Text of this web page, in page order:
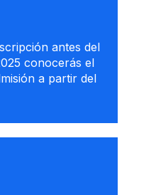
antes del
conocerás el
a partir del